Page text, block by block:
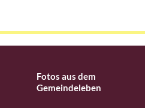
Fotos aus dem
Gemeindeleben